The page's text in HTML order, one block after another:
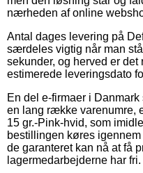
nærheden af online
Antal dages levering på
særdeles vigtig når man
sekunder, og herved er det
estimerede leveringsdato
En del e-firmaer i
en lang række varenumre,
15 gr.-Pink-hvid, som
bestillingen køres
de garanteret kan nå at få
lagermedarbejderne har fri.